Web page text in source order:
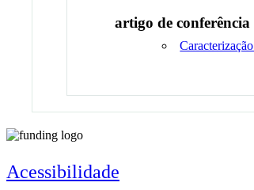
artigo de conferência
Acessibilidade